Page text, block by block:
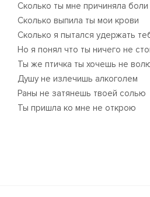
Сколько ты мне причиняла боли
Сколько выпила ты мои крови
Сколько я пытался удержать
Но я понял что ты ничего не
Ты же птичка ты хочешь не
Душу не излечишь алкоголем
Раны не затянешь твоей солью
Ты пришла ко мне не открою